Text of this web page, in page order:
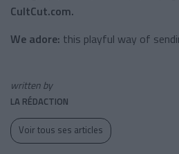
CultCut.com.
We adore: this playful way of
written by
LA RÉDACTION
Voir tous ses articles